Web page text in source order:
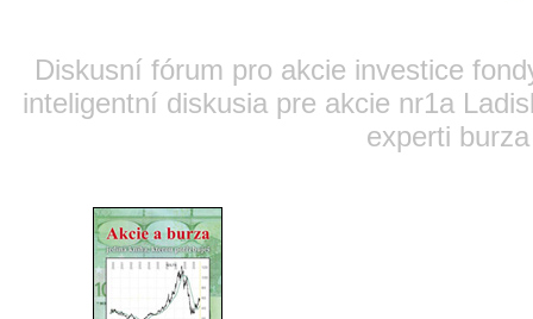
Diskusní fórum pro akcie investice
inteligentní diskusia pre akcie nr1a
experti